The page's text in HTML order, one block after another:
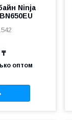
Ninja
оптом